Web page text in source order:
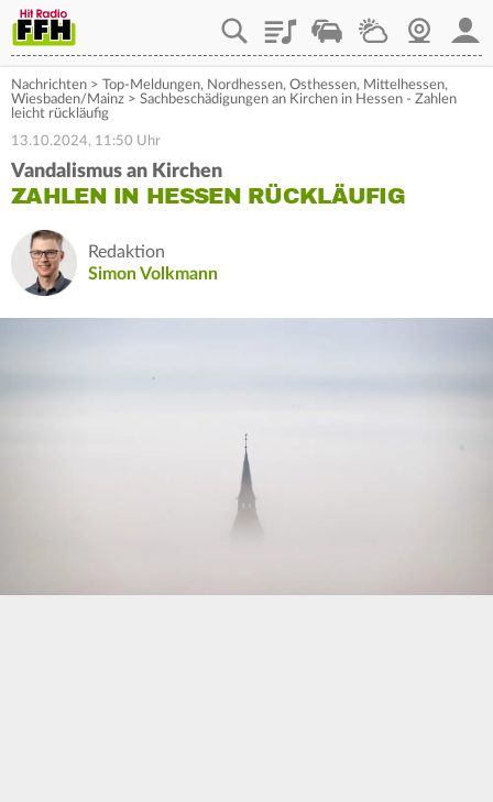
PlaylistStaupilotWetterWebcam
Nachrichten > Top-Meldungen, Nordhessen, Osthessen, Mittelhessen,
Wiesbaden/Mainz > Sachbeschädigungen an Kirchen in Hessen - Zahlen
leicht rückläufig
13.10.2024, 11:50 Uhr
Vandalismus an Kirchen
ZAHLEN IN HESSEN RÜCKLÄUFIG
Redaktion
Simon Volkmann